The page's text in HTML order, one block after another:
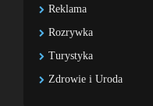
Reklama
Rozrywka
Turystyka
Zdrowie i Uroda